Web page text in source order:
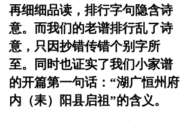
再细细品读，排行字句隐含诗
意。而我们的老谱排行乱了诗
意，只因抄错传错个别字所
至。同时也证实了我们小家谱
的开篇第一句话： “湖广恒州府
内（耒）阳县启祖”的含义。